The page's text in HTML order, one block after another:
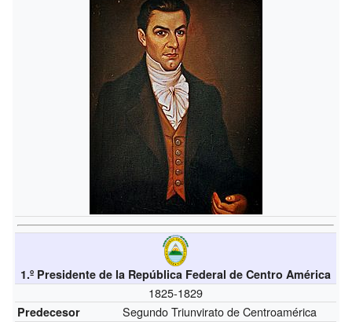
1.º Presidente de la República Federal de Centro América
1825-1829
Predecesor Segundo Triunvirato de Centroamérica